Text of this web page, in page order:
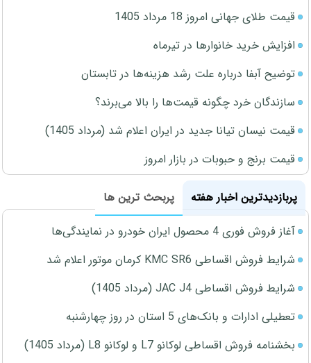
قیمت طلای جهانی امروز 18 مرداد 1405
افزایش خرید خانوارها در تیرماه
توضیح آبفا درباره علت رشد هزینه‌ها در تابستان
سازندگان خرد چگونه قیمت‌ها را بالا می‌برند؟
قیمت نیسان تیانا جدید در ایران اعلام شد (مرداد 1405)
قیمت برنج و حبوبات در بازار امروز
پربازدیدترین اخبار هفته
پربحث ترین ها
آغاز فروش فوری 4 محصول ایران خودرو در نمایندگی‌ها
شرایط فروش اقساطی KMC SR6 کرمان موتور اعلام شد
شرایط فروش اقساطی JAC J4 (مرداد 1405)
تعطیلی ادارات و بانک‌های 5 استان در روز چهارشنبه
بخشنامه فروش اقساطی لوکانو L7 و لوکانو L8 (مرداد 1405)